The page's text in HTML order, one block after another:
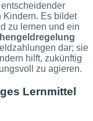
Kindern. Es bildet
zu lernen und ein
dar; sie
hilft, zukünftig
zu agieren.
Lernmittel